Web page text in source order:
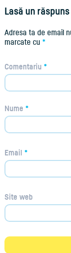
Lasă un răspuns
Adresa ta de email
marcate cu *
Comentariu *
Nume *
Email *
Site web